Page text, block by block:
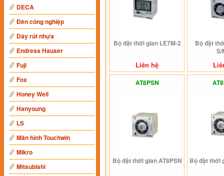
DECA
Đèn công nghiệp
Dây rút nhựa
Endress Hauser
Fuji
Fox
Honey Well
Hanyoung
LS
Màn hình Touchwin
Mikro
Mitsubishi
Bộ đặt thời gian LE7M-2
Liên hệ
Bộ đặt
S/
AT8PSN
Bộ đặt thời gian AT8PSN Bộ đặt thời